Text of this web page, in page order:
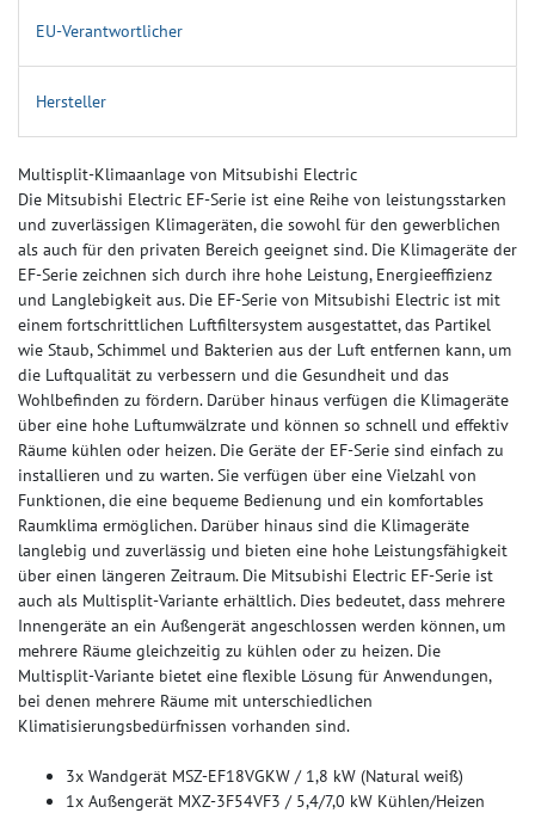
EU-Verantwortlicher
Hersteller
Multisplit-Klimaanlage von Mitsubishi Electric
Die Mitsubishi Electric EF-Serie ist eine Reihe von leistungsstarken
und zuverlässigen Klimageräten, die sowohl für den gewerblichen
als auch für den privaten Bereich geeignet sind. Die Klimageräte der
EF-Serie zeichnen sich durch ihre hohe Leistung, Energieeffizienz
und Langlebigkeit aus. Die EF-Serie von Mitsubishi Electric ist mit
einem fortschrittlichen Luftfiltersystem ausgestattet, das Partikel
wie Staub, Schimmel und Bakterien aus der Luft entfernen kann, um
die Luftqualität zu verbessern und die Gesundheit und das
Wohlbefinden zu fördern. Darüber hinaus verfügen die Klimageräte
über eine hohe Luftumwälzrate und können so schnell und effektiv
Räume kühlen oder heizen. Die Geräte der EF-Serie sind einfach zu
installieren und zu warten. Sie verfügen über eine Vielzahl von
Funktionen, die eine bequeme Bedienung und ein komfortables
Raumklima ermöglichen. Darüber hinaus sind die Klimageräte
langlebig und zuverlässig und bieten eine hohe Leistungsfähigkeit
über einen längeren Zeitraum. Die Mitsubishi Electric EF-Serie ist
auch als Multisplit-Variante erhältlich. Dies bedeutet, dass mehrere
Innengeräte an ein Außengerät angeschlossen werden können, um
mehrere Räume gleichzeitig zu kühlen oder zu heizen. Die
Multisplit-Variante bietet eine flexible Lösung für Anwendungen,
bei denen mehrere Räume mit unterschiedlichen
Klimatisierungsbedürfnissen vorhanden sind.
3x Wandgerät MSZ-EF18VGKW / 1,8 kW (Natural weiß)
1x Außengerät MXZ-3F54VF3 / 5,4/7,0 kW Kühlen/Heizen